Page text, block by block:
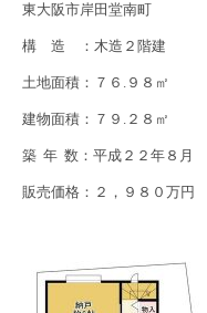
東大阪市岸田堂南町
構 造 ：木造２階建
土地面積：７６.９８㎡
建物面積：７９.２８㎡
築 年 数：平成２２年８月
販売価格：２，９８０万円